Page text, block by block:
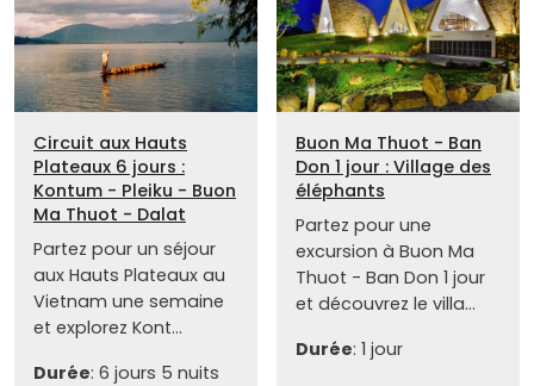
Circuit aux Hauts
Plateaux 6 jours :
Kontum - Pleiku - Buon
Ma Thuot - Dalat
Partez pour un séjour
aux Hauts Plateaux au
Vietnam une semaine
et explorez Kont...
Durée: 6 jours 5 nuits
Buon Ma Thuot - Ban
Don 1 jour : Village des
éléphants
Partez pour une
excursion à Buon Ma
Thuot - Ban Don 1 jour
et découvrez le villa...
Durée: 1 jour